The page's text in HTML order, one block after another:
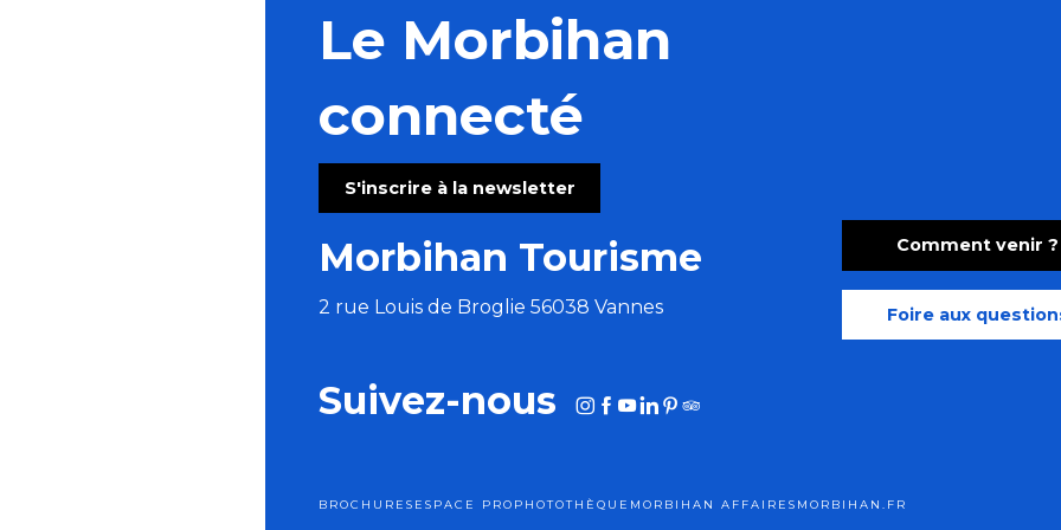
Le Morbihan
connecté
S'inscrire à la newsletter
Morbihan Tourisme
2 rue Louis de Broglie 56038 Vannes
Comment venir ?
Foire aux
Suivez-nous
BROCHURES ESPACE PRO PHOTOTHÈQUE MORBIHAN AFFAIRES MORBIHAN.FR